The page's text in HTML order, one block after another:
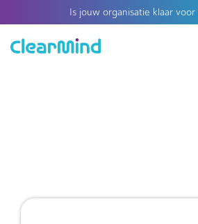
Is jouw organisatie klaar voor